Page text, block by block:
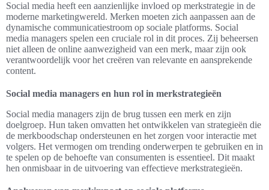
Social media heeft een aanzienlijke invloed op merkstrategie in de
moderne marketingwereld. Merken moeten zich aanpassen aan de
dynamische communicatiestroom op sociale platforms. Social
media managers spelen een cruciale rol in dit proces. Zij beheersen
niet alleen de online aanwezigheid van een merk, maar zijn ook
verantwoordelijk voor het creëren van relevante en aansprekende
content.
Social media managers en hun rol in merkstrategieën
Social media managers zijn de brug tussen een merk en zijn
doelgroep. Hun taken omvatten het ontwikkelen van strategieën die
de merkboodschap ondersteunen en het zorgen voor interactie met
volgers. Het vermogen om trending onderwerpen te gebruiken en in
te spelen op de behoefte van consumenten is essentieel. Dit maakt
hen onmisbaar in de uitvoering van effectieve merkstrategieën.